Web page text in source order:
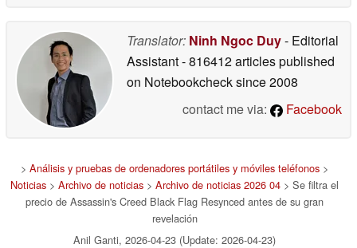
Translator: Ninh Ngoc Duy- Editorial
Assistant- 816412 articles published
on Notebookchecksince 2008
contact me via:
Facebook
> Análisis y pruebas de ordenadores portátiles y móviles teléfonos >
Noticias > Archivo de noticias > Archivo de noticias 2026 04 > Se filtra el
precio de Assassin's Creed Black Flag Resynced antes de su gran
revelación
Anil Ganti, 2026-04-23 (Update: 2026-04-23)